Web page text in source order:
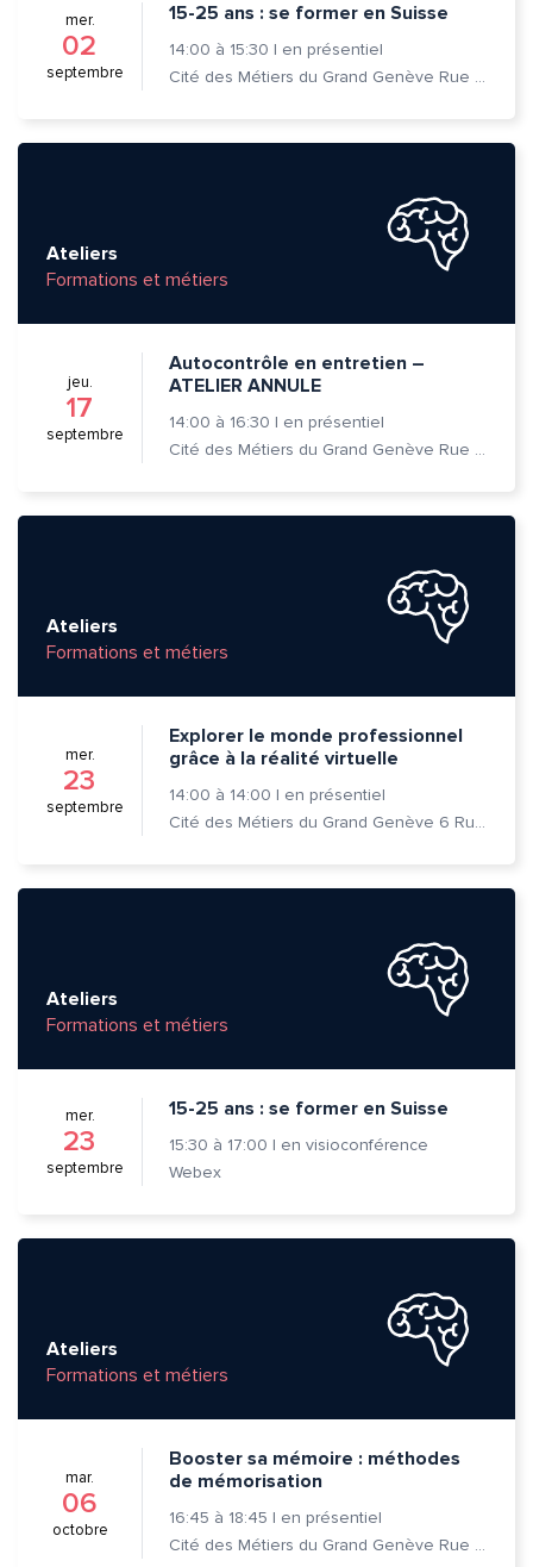
mer.
02
septembre
15-25 ans : se former en Suisse
14:00 à 15:30 | en présentiel
Cité des Métiers du Grand Genève Rue Prévost-Martin 6 1205 Genève
Ateliers
Formations et métiers
jeu.
17
septembre
Autocontrôle en entretien –
ATELIER ANNULE
14:00 à 16:30 | en présentiel
Cité des Métiers du Grand Genève Rue Prévost-Martin 6 1205 Genève
Ateliers
Formations et métiers
mer.
23
septembre
Explorer le monde professionnel
grâce à la réalité virtuelle
14:00 à 14:00 | en présentiel
Cité des Métiers du Grand Genève 6 Rue Prévost-Martin 1205 Genève
Ateliers
Formations et métiers
mer.
23
septembre
15-25 ans : se former en Suisse
15:30 à 17:00 | en visioconférence
Webex
Ateliers
Formations et métiers
mar.
06
octobre
Booster sa mémoire : méthodes
de mémorisation
16:45 à 18:45 | en présentiel
Cité des Métiers du Grand Genève Rue Prévost-Martin 6 1205 Genève
Quelle est la pertinence de cette page?